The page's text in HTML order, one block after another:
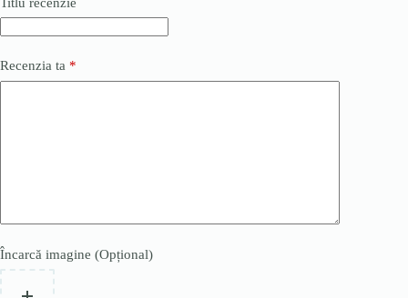
Recenzia ta *
Încarcă imagine (Opțional)